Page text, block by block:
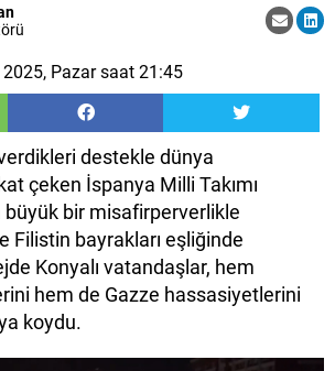
Pazar saat 21:45
destekle dünya
çeken İspanya Milli Takımı
büyük bir misafirperverlikle
Filistin bayrakları eşliğinde
Konyalı vatandaşlar, hem
hem de Gazze hassasiyetlerini
koydu.